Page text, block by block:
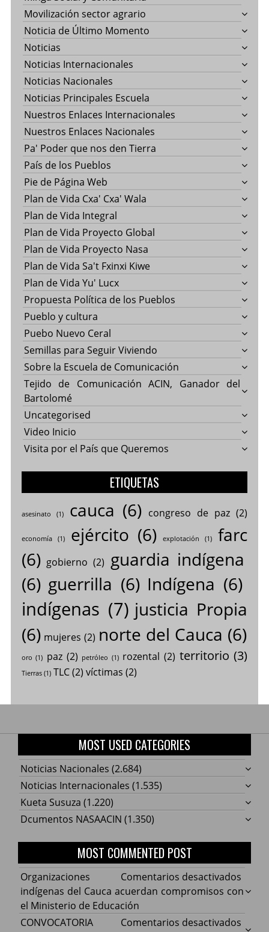
Movilización sector agrario
Noticia de Último Momento
Noticias
Noticias Internacionales
Noticias Nacionales
Noticias Principales Escuela
Nuestros Enlaces Internacionales
Nuestros Enlaces Nacionales
Pa' Poder que nos den Tierra
País de los Pueblos
Pie de Página Web
Plan de Vida Cxa' Cxa' Wala
Plan de Vida Integral
Plan de Vida Proyecto Global
Plan de Vida Proyecto Nasa
Plan de Vida Sa't Fxinxi Kiwe
Plan de Vida Yu' Lucx
Propuesta Política de los Pueblos
Pueblo y cultura
Puebo Nuevo Ceral
Semillas para Seguir Viviendo
Sobre la Escuela de Comunicación
Tejido de Comunicación ACIN, Ganador del
Bartolomé
Uncategorised
Video Inicio
Visita por el País que Queremos
ETIQUETAS
asesinato (1) cauca (6) congreso de paz(2)
economía(1) ejército (6) explotación (1)
farc
(6) gobierno (2) guardia indígena
(6) guerrilla (6) Indígena (6)
indígenas (7) justicia Propia
(6) mujeres (2) norte del Cauca (6)
oro (1) paz (2) petróleo (1) rozental (2) territorio (3)
Tierras(1) TLC(2) víctimas (2)
MOST USED CATEGORIES
Noticias Nacionales (2.684)
Noticias Internacionales (1.535)
Kueta Susuza (1.220)
Dcumentos NASAACIN (1.350)
MOST COMMENTED POST
Comentarios desactivados
Organizaciones
indígenas del Cauca acuerdan compromisos con
el Ministerio de Educación
Comentarios desactivados
CONVOCATORIA